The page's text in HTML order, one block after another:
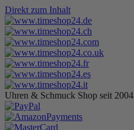
Direkt zum Inhalt
Uhren & Schmuck Shop seit 2004